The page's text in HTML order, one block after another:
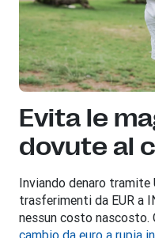
Evita le
dovute al
Inviando denaro
trasferimenti da EUR a
nessun costo nascosto.
cambio da euro a rupia